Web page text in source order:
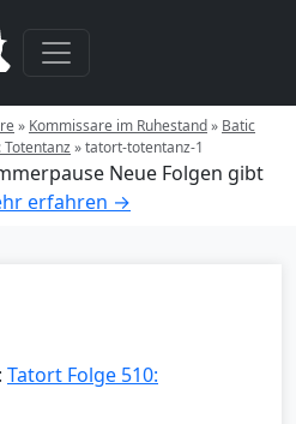
» Kommissare im Ruhestand» Batic
Totentanz»tatort-totentanz-1
Neue Folgen gibt
erfahren →
Tatort Folge 510: